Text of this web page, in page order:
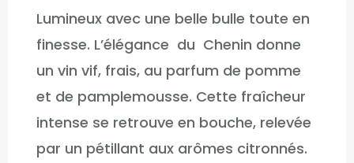
Lumineux avec une belle bulle toute en
finesse. L’élégance du Chenin donne
un vin vif, frais, au parfum de pomme
et de pamplemousse. Cette fraîcheur
intense se retrouve en bouche, relevée
par un pétillant aux arômes citronnés.